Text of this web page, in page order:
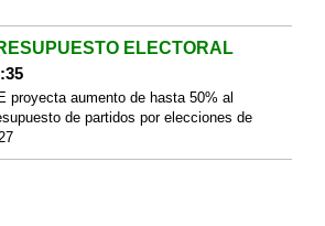
ELECTORAL
proyecta aumento de hasta 50% al
de partidos por elecciones de